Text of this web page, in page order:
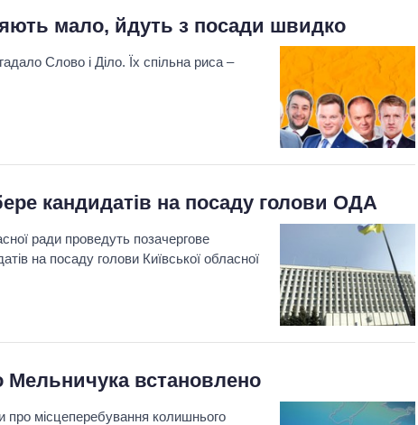
мало, йдуть з посади швидко
Слово і Діло. Їх спільна риса –
кандидатів на посаду голови ОДА
ради проведуть позачергове
на посаду голови Київської обласної
Мельничука встановлено
про місцеперебування колишнього